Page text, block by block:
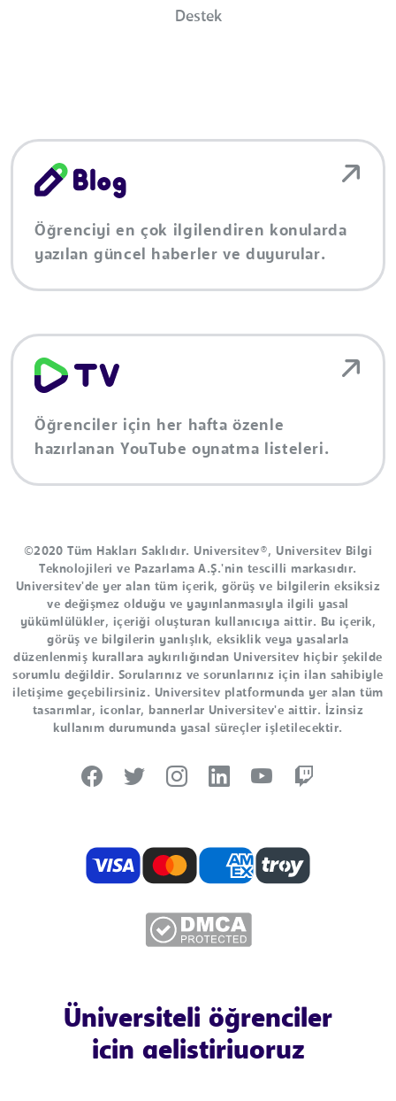
Destek
Öğrenciyi en çok ilgilendiren konularda
yazılan güncel haberler ve duyurular.
Öğrenciler için her hafta özenle
hazırlanan YouTube oynatma listeleri.
©2020 Tüm Hakları Saklıdır. Universitev®, Universitev Bilgi
Teknolojileri ve Pazarlama A.Ş.'nin tescilli markasıdır.
Universitev'de yer alan tüm içerik, görüş ve bilgilerin eksiksiz
ve değişmez olduğu ve yayınlanmasıyla ilgili yasal
yükümlülükler, içeriği oluşturan kullanıcıya aittir. Bu içerik,
görüş ve bilgilerin yanlışlık, eksiklik veya yasalarla
düzenlenmiş kurallara aykırılığından Universitev hiçbir şekilde
sorumlu değildir. Sorularınız ve sorunlarınız için ilan sahibiyle
iletişime geçebilirsiniz. Universitev platformunda yer alan tüm
tasarımlar, iconlar, bannerlar Universitev'e aittir. İzinsiz
kullanım durumunda yasal süreçler işletilecektir.
Üniversiteli öğrenciler
için geliştiriyoruz